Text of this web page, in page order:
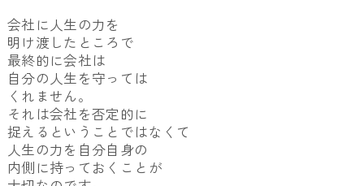
会社に人生の力を
明け渡したところで
最終的に会社は
自分の人生を守っては
くれません。
それは会社を否定的に
捉えるということではなくて
人生の力を自分自身の
内側に持っておくことが